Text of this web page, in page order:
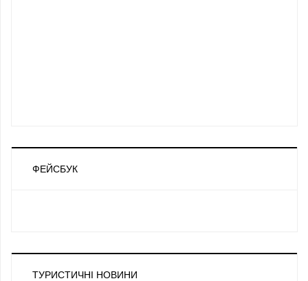
ФЕЙСБУК
ТУРИСТИЧНІ НОВИНИ